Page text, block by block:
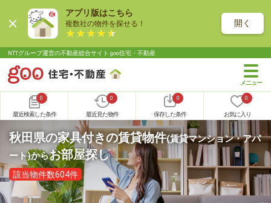
アプリ版はこちら
複数社の物件を探せる！ 開く
NTTグループ運営の不動産総合サイト goo住宅・不動産
0
最近検索した条件
0
最近見た物件
0
保存した条件
0
お気に入り
秋田県の家具付きの賃貸物件(賃貸マンション・アパ
ート)からお部屋探し
該当物件数604件